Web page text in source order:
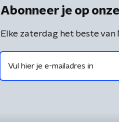
Abonneer je op
Elke zaterdag het beste van